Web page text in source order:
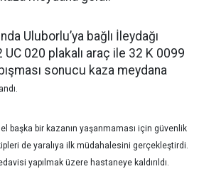
Uluborlu’ya bağlı İleydağı
UC 020 plakalı araç ile 32 K 0099
sonucu kaza meydana
başka bir kazanın yaşanmaması için güvenlik
de yaralıya ilk müdahalesini gerçekleştirdi.
yapılmak üzere hastaneye kaldırıldı.